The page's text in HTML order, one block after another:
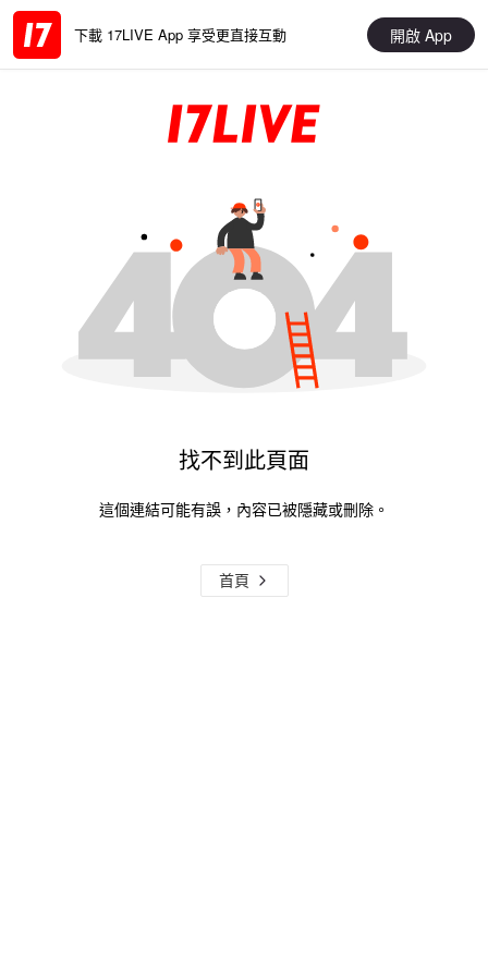
下載 17LIVE App 享受更直接互動 開啟 App
找不到此頁面
這個連結可能有誤，內容已被隱藏或刪除。
首頁